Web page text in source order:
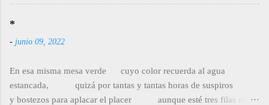
entendida, guitarras con sabor a cerveza y cigarro y la calle sucia
pausa en la caricia del mendigo que apenas llora por el frío del
escolar se encuentran en el silecnio.
*
- junio 09, 2022
En esa misma mesa verde cuyo color recuerda al agua
estancada, quizá por tantas y tantas horas de suspiros
y bostezos para aplacar el placer aunque esté tres filas más